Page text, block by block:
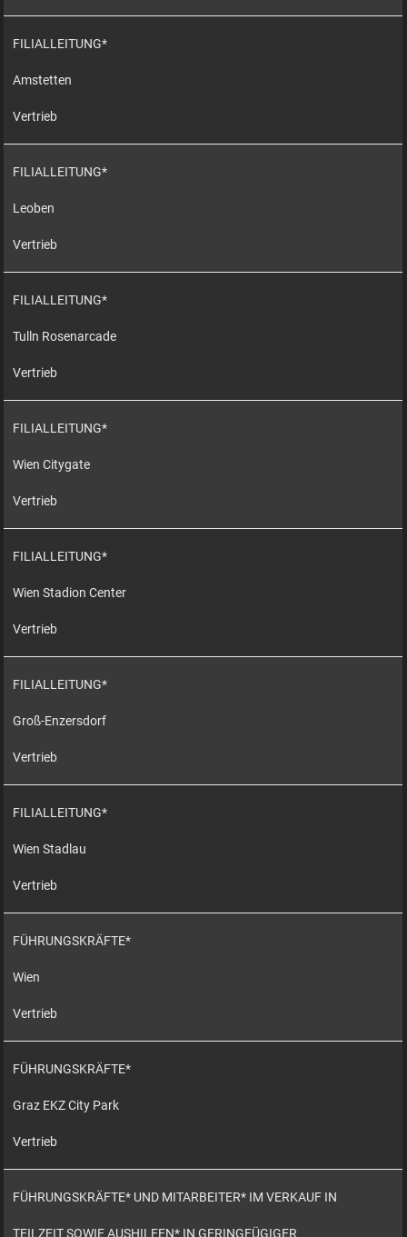
FILIALLEITUNG*
Amstetten
Vertrieb
FILIALLEITUNG*
Leoben
Vertrieb
FILIALLEITUNG*
Tulln Rosenarcade
Vertrieb
FILIALLEITUNG*
Wien Citygate
Vertrieb
FILIALLEITUNG*
Wien Stadion Center
Vertrieb
FILIALLEITUNG*
Groß-Enzersdorf
Vertrieb
FILIALLEITUNG*
Wien Stadlau
Vertrieb
FÜHRUNGSKRÄFTE*
Wien
Vertrieb
FÜHRUNGSKRÄFTE*
Graz EKZ City Park
Vertrieb
FÜHRUNGSKRÄFTE* UND MITARBEITER* IM VERKAUF IN
TEILZEIT SOWIE AUSHILFEN* IN GERINGFÜGIGER